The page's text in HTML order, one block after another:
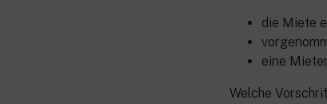
die Miete
eine
Welche